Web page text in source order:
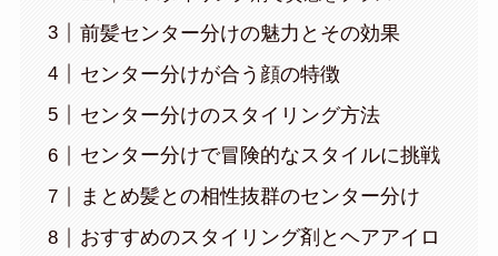
前髪センター分けの魅力とその効果
センター分けが合う顔の特徴
センター分けのスタイリング方法
センター分けで冒険的なスタイルに挑戦
まとめ髪との相性抜群のセンター分け
おすすめのスタイリング剤とヘアアイロ